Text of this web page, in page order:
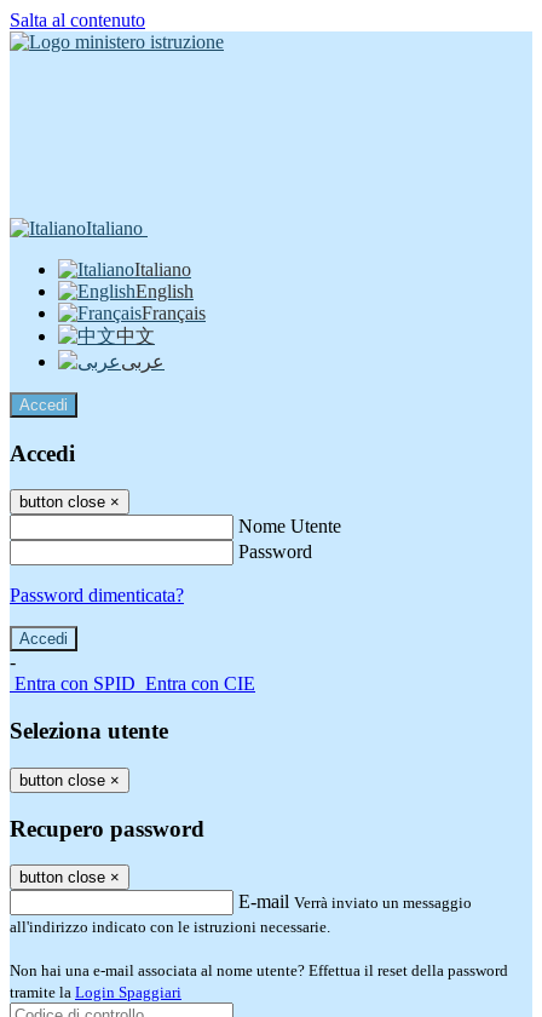
Salta al contenuto
Italiano
Italiano
English
Français
中文
عربى
Accedi
Accedi
button close ×
Nome Utente
Password
Password dimenticata?
-
Entra con SPID Entra con CIE
Seleziona utente
button close ×
Recupero password
button close ×
E-mail Verrà inviato un messaggio
all'indirizzo indicato con le istruzioni necessarie.
Non hai una e-mail associata al nome utente? Effettua il reset della password
tramite la Login Spaggiari